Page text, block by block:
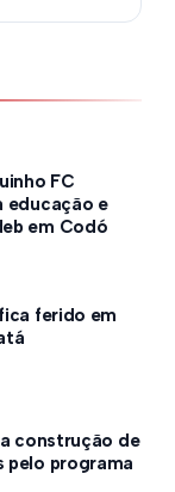
FC
educação e
em Codó
ferido em
construção de
pelo programa